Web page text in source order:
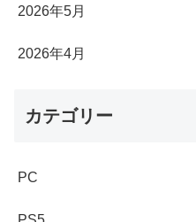
2026年5月
2026年4月
カテゴリー
PC